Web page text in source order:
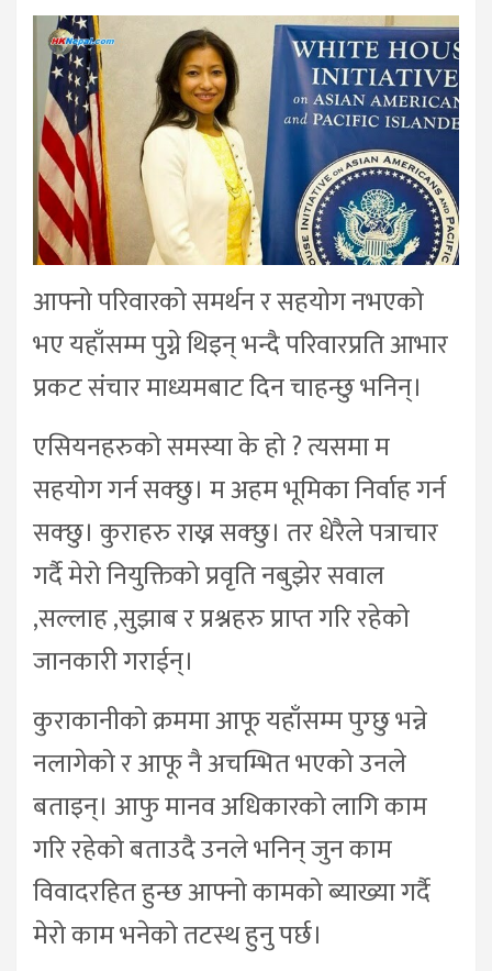
आफ्नो परिवारको समर्थन र सहयोग नभएको
भए यहाँसम्म पुग्ने थिइन् भन्दै परिवारप्रति आभार
प्रकट संचार माध्यमबाट दिन चाहन्छु भनिन्।
एसियनहरुको समस्या के हो ? त्यसमा म
सहयोग गर्न सक्छु। म अहम भूमिका निर्वाह गर्न
सक्छु। कुराहरु राख्न सक्छु। तर धेरैले पत्राचार
गर्दै मेरो नियुक्तिको प्रवृति नबुझेर सवाल
,सल्लाह ,सुझाब र प्रश्नहरु प्राप्त गरि रहेको
जानकारी गराईन्।
कुराकानीको क्रममा आफू यहाँसम्म पुग्छु भन्ने
नलागेको र आफू नै अचम्भित भएको उनले
बताइन्। आफु मानव अधिकारको लागि काम
गरि रहेको बताउदै उनले भनिन् जुन काम
विवादरहित हुन्छ आफ्नो कामको ब्याख्या गर्दै
मेरो काम भनेको तटस्थ हुनु पर्छ।